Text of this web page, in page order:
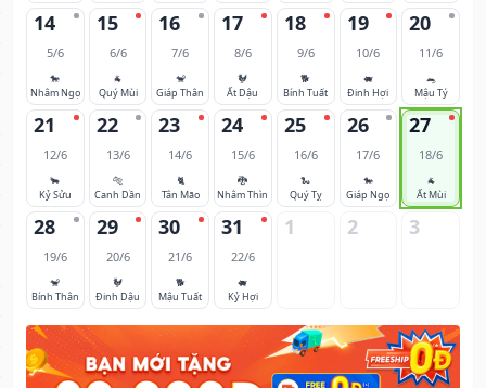
14
5/6
🐎
Nhâm Ngọ
15
6/6
🐐
Quý Mùi
16
7/6
🐒
Giáp Thân
17
8/6
🐓
Ất Dậu
18
9/6
🐕
Bính Tuất
19
10/6
🐖
Đinh Hợi
20
11/6
🐀
Mậu Tý
21
12/6
🐂
Kỷ Sửu
22
13/6
🐅
Canh Dần
23
14/6
🐈
Tân Mão
24
15/6
🐉
Nhâm Thìn
25
16/6
🐍
Quý Tỵ
26
17/6
🐎
Giáp Ngọ
27
18/6
🐐
Ất Mùi
28
19/6
🐒
Bính Thân
29
20/6
🐓
Đinh Dậu
30
21/6
🐕
Mậu Tuất
31
22/6
🐖
Kỷ Hợi
1 2 3